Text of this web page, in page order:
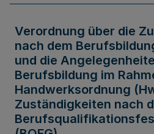
Verordnung über die
nach dem
und die
Berufsbildung im
Handwerksordnung
Zuständigkeiten nach